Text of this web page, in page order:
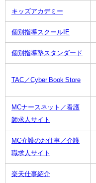
キッズアカデミー
個別指導スクールIE
個別指導塾スタンダード
TAC／Cyber Book Store
MCナースネット／看護
師求人サイト
MC介護のお仕事／介護
職求人サイト
楽天仕事紹介